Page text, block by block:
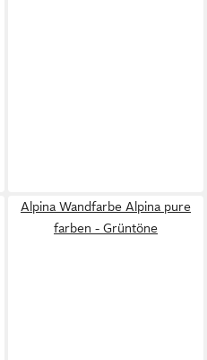
Alpina Wandfarbe Alpina pure
farben - Grüntöne